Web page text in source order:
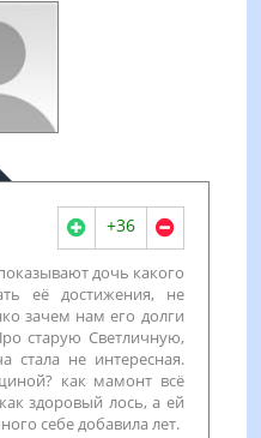
+36
дочь какого
её достижения, не
зачем нам его долги
старую Светличную,
стала не интересная.
как мамонт всё
здоровый лось, а ей
себе добавила лет.